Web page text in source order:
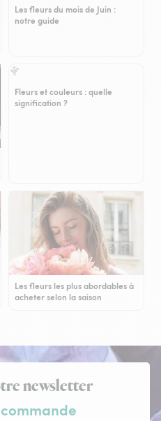
Les fleurs du mois de Juin :
notre guide
Fleurs et couleurs : quelle
signification ?
Les fleurs les plus abordables à
acheter selon la saison
newsletter